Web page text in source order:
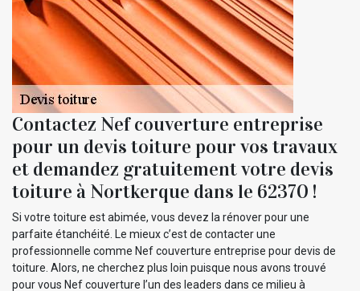
Contactez Nef couverture entreprise
pour un devis toiture pour vos travaux
et demandez gratuitement votre devis
toiture à Nortkerque dans le 62370 !
Si votre toiture est abimée, vous devez la rénover pour une
parfaite étanchéité. Le mieux c’est de contacter une
professionnelle comme Nef couverture entreprise pour devis de
toiture. Alors, ne cherchez plus loin puisque nous avons trouvé
pour vous Nef couverture l’un des leaders dans ce milieu à